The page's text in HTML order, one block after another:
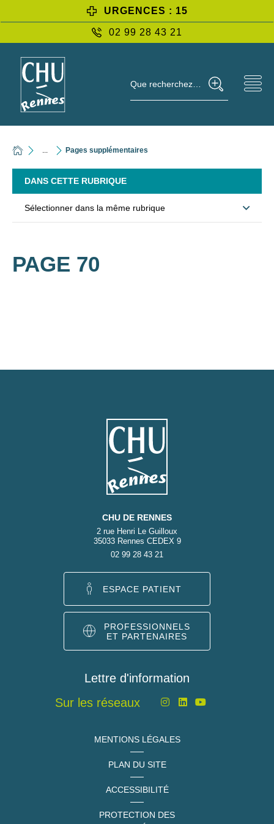
URGENCES : 15
02 99 28 43 21
Que recherchez-vous ?
... Pages supplémentaires
DANS CETTE RUBRIQUE
Sélectionner dans la même rubrique
PAGE 70
CHU DE RENNES
2 rue Henri Le Guilloux
35033 Rennes CEDEX 9
02 99 28 43 21
ESPACE PATIENT
PROFESSIONNELS
ET PARTENAIRES
Lettre d'information
Sur les réseaux
MENTIONS LÉGALES
PLAN DU SITE
ACCESSIBILITÉ
PROTECTION DES